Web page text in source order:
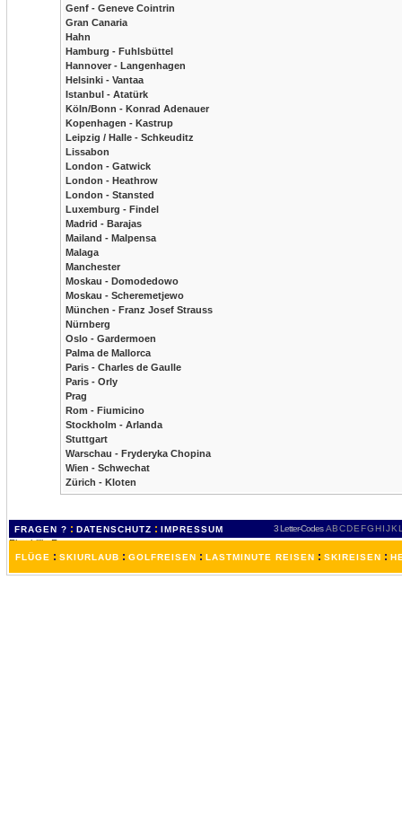
Genf - Geneve Cointrin
Gran Canaria
Hahn
Hamburg - Fuhlsbüttel
Hannover - Langenhagen
Helsinki - Vantaa
Istanbul - Atatürk
Köln/Bonn - Konrad Adenauer
Kopenhagen - Kastrup
Leipzig / Halle - Schkeuditz
Lissabon
London - Gatwick
London - Heathrow
London - Stansted
Luxemburg - Findel
Madrid - Barajas
Mailand - Malpensa
Malaga
Manchester
Moskau - Domodedowo
Moskau - Scheremetjewo
München - Franz Josef Strauss
Nürnberg
Oslo - Gardermoen
Palma de Mallorca
Paris - Charles de Gaulle
Paris - Orly
Prag
Rom - Fiumicino
Stockholm - Arlanda
Stuttgart
Warschau - Fryderyka Chopina
Wien - Schwechat
Zürich - Kloten
FRAGEN ? : DATENSCHUTZ : IMPRESSUM 3 Letter-Codes ABCDEFGH IJKL
FLÜGE : SKIURLAUB : GOLFREISEN : LASTMINUTE REISEN : SKIREISEN :